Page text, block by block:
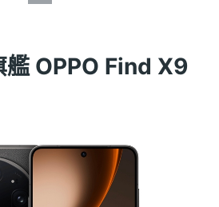
艦 OPPO Find X9